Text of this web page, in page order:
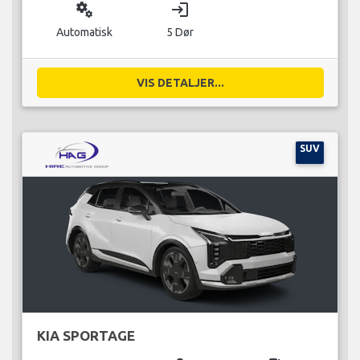
miscellaneous_services
Automatisk
login
5 Dør
VIS DETALJER...
SUV
KIA SPORTAGE